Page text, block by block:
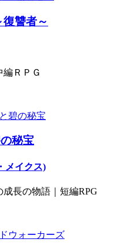
讐者～
編ＲＰＧ
秘宝
メイクス)
長の物語｜短編RPG